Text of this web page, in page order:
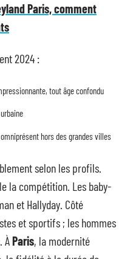
Paris, comment
2024 :
tout âge confondu
hors des grandes villes
selon les profils.
la compétition. Les baby-
et Hallyday. Côté
et sportifs ; les hommes
ÀParis, la modernité